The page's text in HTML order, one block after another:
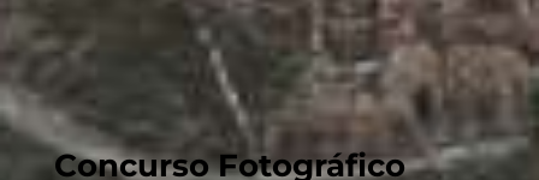
Concurso Fotográfico